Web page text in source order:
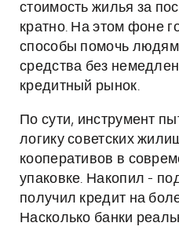
стоимость жилья за
кратно. На этом фоне
способы помочь людям
средства без
кредитный рынок.
По сути, инструмент
логику советских
кооперативов в
упаковке. Накопил -
получил кредит на
Насколько банки